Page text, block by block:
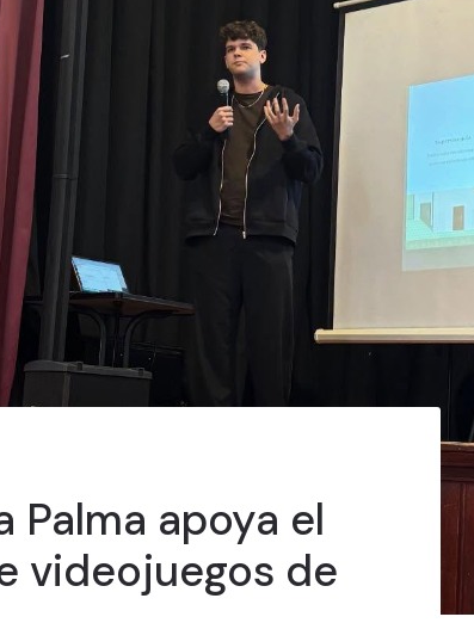
Palma apoya el
videojuegos de